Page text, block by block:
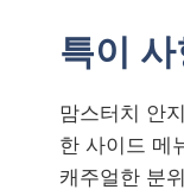
특이
맘스터치 안
한 사이드 메
캐주얼한 분